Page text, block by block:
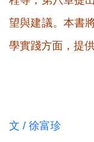
望與建議。本書
學實踐方面，提
文 / 徐富珍